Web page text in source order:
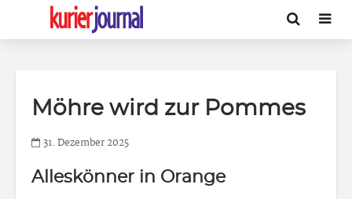
Möhre wird zur Pommes
31. Dezember 2025
Alleskönner in Orange